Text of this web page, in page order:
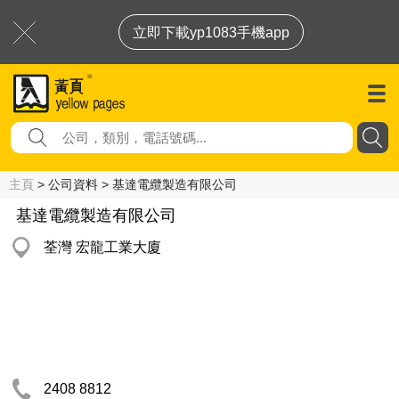
立即下載yp1083手機app
主頁 > 公司資料 > 基達電纜製造有限公司
基達電纜製造有限公司
荃灣 宏龍工業大廈
2408 8812